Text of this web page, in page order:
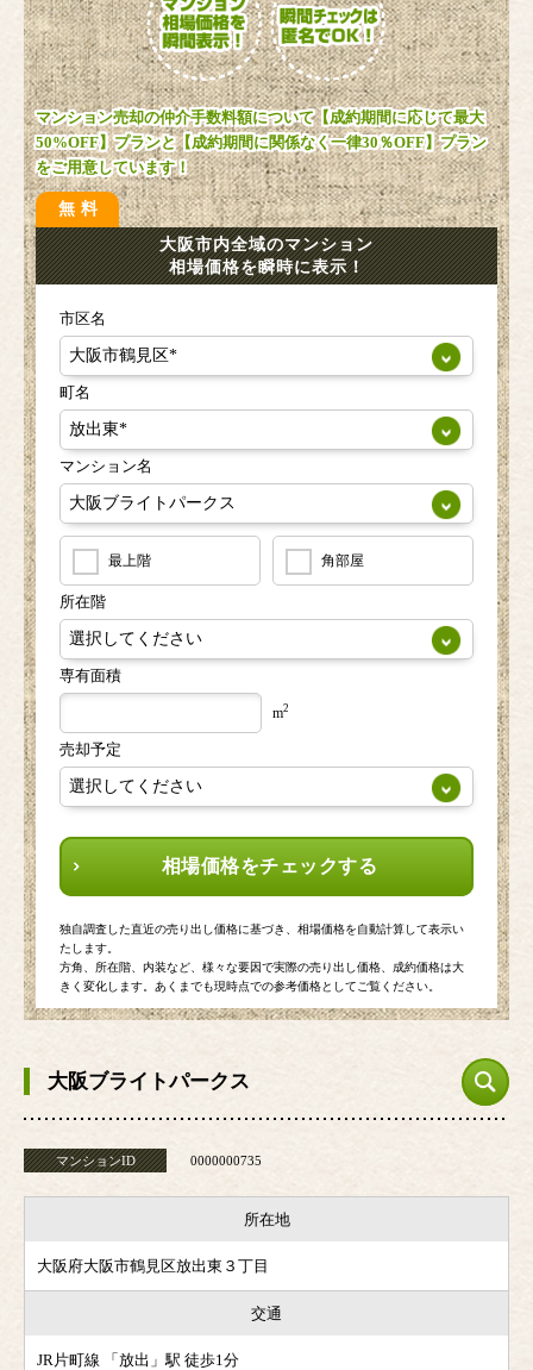
マンション売却の仲介手数料額について【成約期間に応じて最大
50%OFF】プランと【成約期間に関係なく一律30％OFF】プラン
をご用意しています！
無料
大阪市内全域のマンション
相場価格を瞬時に表示！
市区名
町名
マンション名
最上階 角部屋
所在階
専有面積
m2
売却予定
相場価格をチェックする
独自調査した直近の売り出し価格に基づき、相場価格を自動計算して表示い
たします。
方角、所在階、内装など、様々な要因で実際の売り出し価格、成約価格は大
きく変化します。あくまでも現時点での参考価格としてご覧ください。
大阪ブライトパークス
マンションID 0000000735
所在地
大阪府大阪市鶴見区放出東３丁目
交通
JR片町線 「放出」駅 徒歩1分